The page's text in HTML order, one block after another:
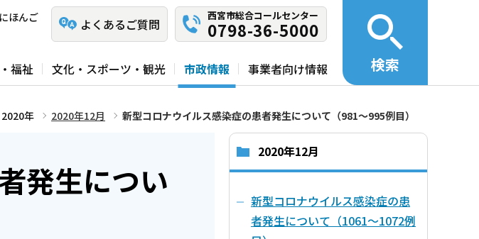
ほんご よくあるご質問
西宮市総合コールセンター
0798-36-5000
福祉 文化・スポーツ・観光 市政情報 事業者向け情報 検索
2020年 2020年12月 新型コロナウイルス感染症の患者発生について（981～995例目）
発生につい
2020年12月
新型コロナウイルス感染症の患
者発生について（1061～1072例